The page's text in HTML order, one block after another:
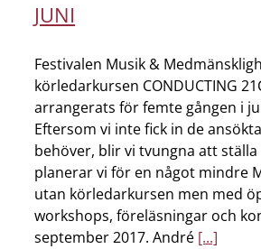
JUNI
Festivalen Musik &
körledarkursen CONDUCTING
arrangerats för femte gången i
Eftersom vi inte fick in de
behöver, blir vi tvungna att
planerar vi för en något mindre
utan körledarkursen men med
workshops, föreläsningar och
september 2017. André [...]